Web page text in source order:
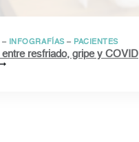
– INFOGRAFÍAS– PACIENTES
entre resfriado, gripe y COVID